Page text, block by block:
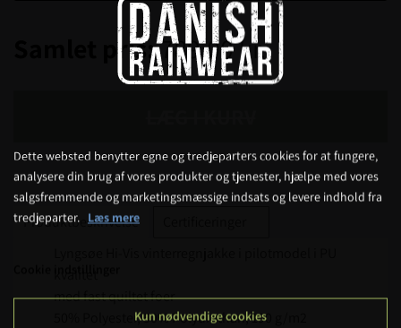
Samlet pris:789,00 kr.
Produktbeskrivelse
med fast quiltet foer
50% Polyester, 50% Polyurethan, 190 g/m2
Dette websted benytter egne og tredjeparters cookies for at fungere,
analysere din brug af vores produkter og tjenester, hjælpe med vores
salgsfremmende og marketingsmæssige indsats og levere indhold fra
tredjeparter. Læs mere
Kun nødvendige cookies